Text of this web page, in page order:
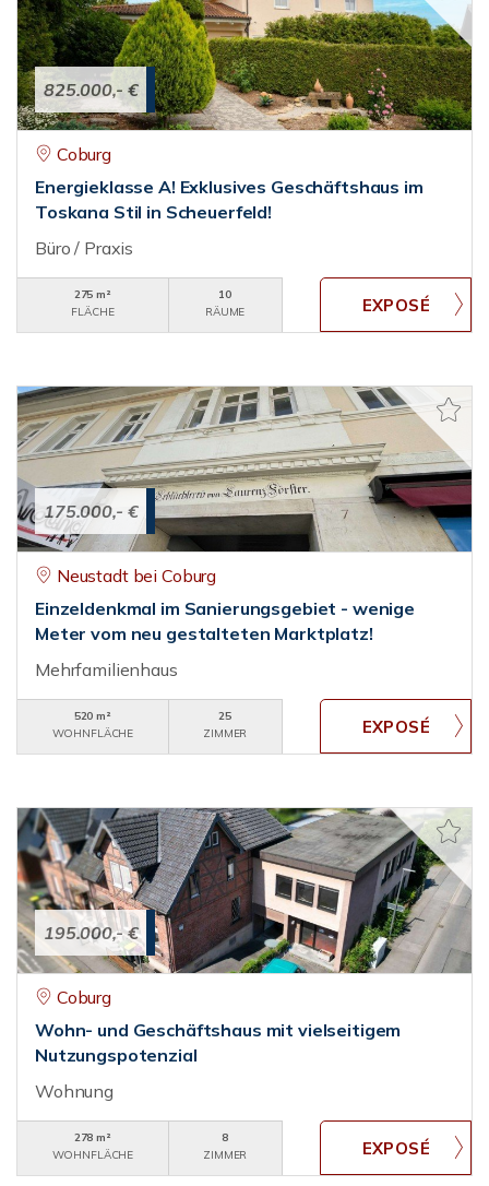
825.000,- €
Coburg
Energieklasse A! Exklusives Geschäftshaus im
Toskana Stil in Scheuerfeld!
Büro / Praxis
275 m²
FLÄCHE
10
RÄUME
175.000,- €
Neustadt bei Coburg
Einzeldenkmal im Sanierungsgebiet - wenige
Meter vom neu gestalteten Marktplatz!
Mehrfamilienhaus
520 m²
WOHNFLÄCHE
25
ZIMMER
195.000,- €
Coburg
Wohn- und Geschäftshaus mit vielseitigem
Nutzungspotenzial
Wohnung
278 m²
WOHNFLÄCHE
8
ZIMMER